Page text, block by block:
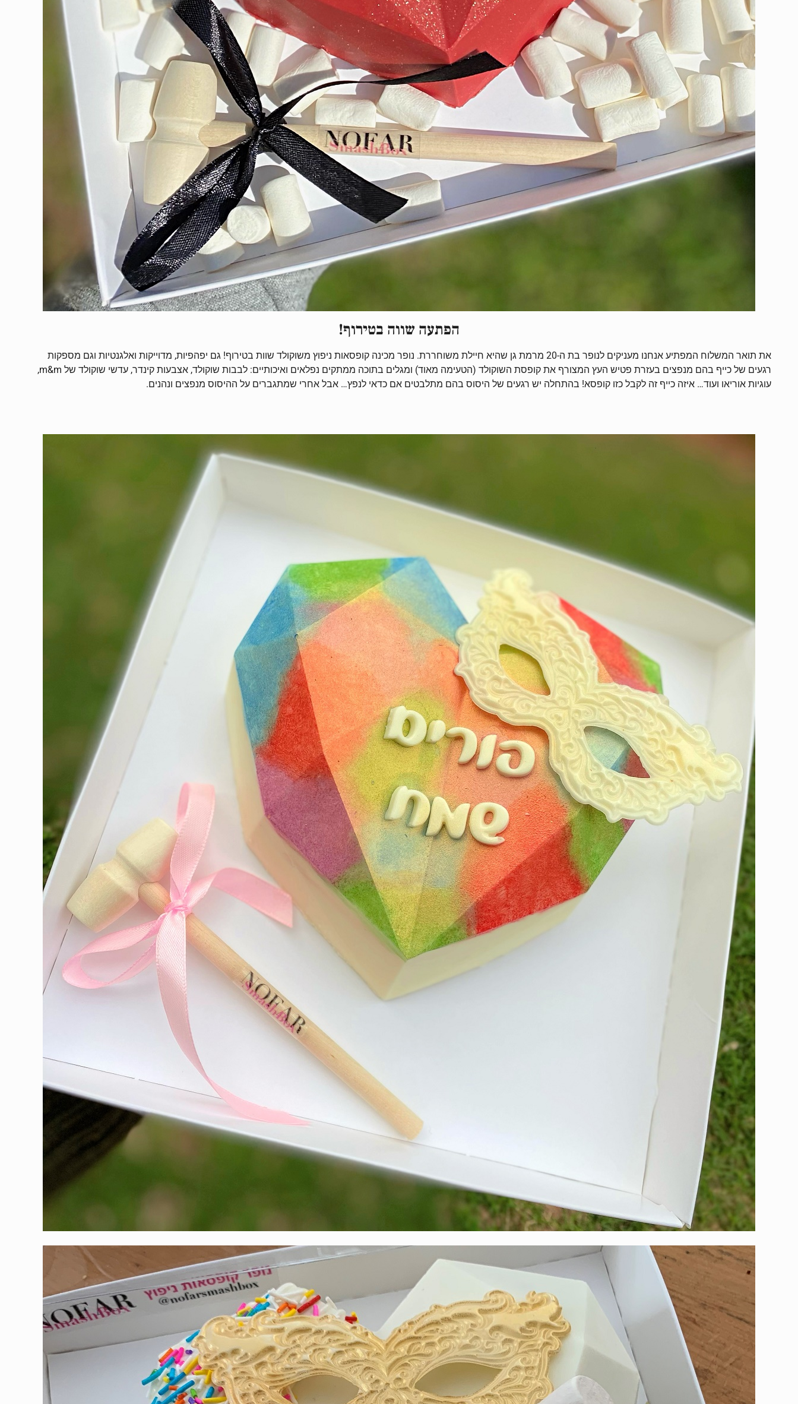
הפתעה שווה בטירוף!
את תואר המשלוח המפתיע אנחנו מעניקים לנופר בת ה-20 מרמת גן שהיא חיילת משוחררת. נופר מכינה קופסאות ניפוץ משוקולד שוות בטירוף! גם יפהפיות, מדוייקות ואלגנטיות וגם מספקות
רגעים של כייף בהם מנפצים בעזרת פטיש העץ המצורף את קופסת השוקולד (הטעימה מאוד) ומגלים בתוכה ממתקים נפלאים ואיכותיים: לבבות שוקולד, אצבעות קינדר, עדשי שוקולד של m&m,
עוגיות אוריאו ועוד… איזה כייף זה לקבל כזו קופסא! בהתחלה יש רגעים של היסוס בהם מתלבטים אם כדאי לנפץ… אבל אחרי שמתגברים על ההיסוס מנפצים ונהנים.